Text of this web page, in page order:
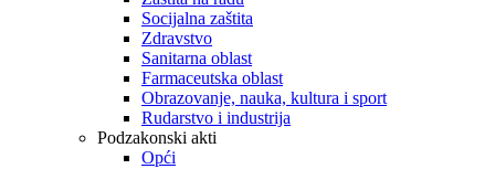
Socijalna zaštita
Zdravstvo
Sanitarna oblast
Farmaceutska oblast
Obrazovanje, nauka, kultura i sport
Rudarstvo i industrija
Podzakonski akti
Opći